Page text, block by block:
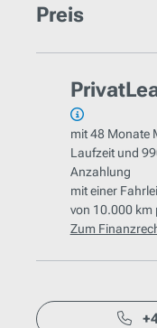
Preis
mit48 Monate
Laufzeit und
Anzahlung
mit einer
von 10.000 km
Zum